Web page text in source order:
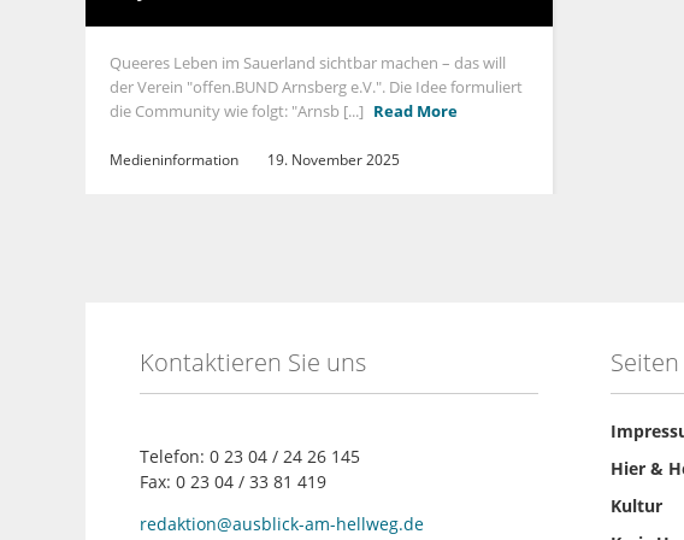
Queeres Leben im Sauerland sichtbar machen – das will
der Verein "offen.BUND Arnsberg e.V.". Die Idee formuliert
die Community wie folgt: "Arnsb [...] Read More
Medieninformation 19. November 2025
Kontaktieren Sie uns
Telefon: 0 23 04 / 24 26 145
Fax: 0 23 04 / 33 81 419
redaktion@ausblick-am-hellweg.de
Seiten
Hier &
Kultur